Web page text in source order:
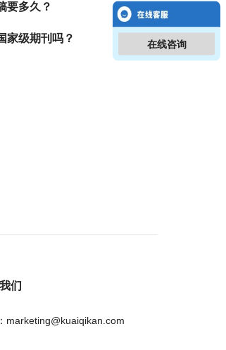
要多久？
家级期刊吗？
们
marketing@kuaiqikan.com
在线咨询